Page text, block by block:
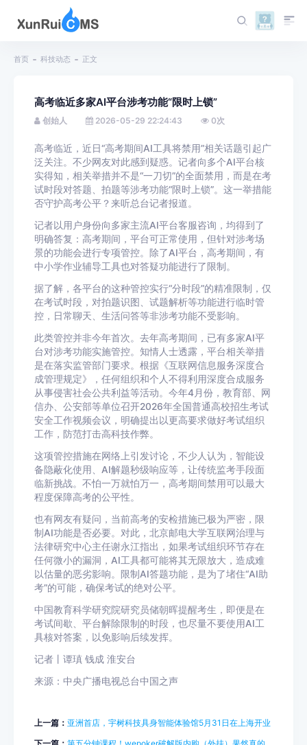
首页 科技动态 正文
高考临近多家AI平台涉考功能“限时上锁”
创始人 2026-05-29 22:24:43 0次
高考临近，近日“高考期间AI工具将禁用”相关话题引起广
泛关注。不少网友对此感到疑惑。记者向多个AI平台核
实得知，相关举措并不是“一刀切”的全面禁用，而是在考
试时段对答题、拍题等涉考功能“限时上锁”。这一举措能
否守护高考公平？来听总台记者报道。
记者以用户身份向多家主流AI平台客服咨询，均得到了
明确答复：高考期间，平台可正常使用，但针对涉考场
景的功能会进行专项管控。除了AI平台，高考期间，有
中小学作业辅导工具也对答疑功能进行了限制。
据了解，各平台的这种管控实行“分时段”的精准限制，仅
在考试时段，对拍题识图、试题解析等功能进行临时管
控，日常聊天、生活问答等非涉考功能不受影响。
此类管控并非今年首次。去年高考期间，已有多家AI平
台对涉考功能实施管控。知情人士透露，平台相关举措
是在落实监管部门要求。根据《互联网信息服务深度合
成管理规定》，任何组织和个人不得利用深度合成服务
从事侵害社会公共利益等活动。今年4月份，教育部、网
信办、公安部等单位召开2026年全国普通高校招生考试
安全工作视频会议，明确提出以更高要求做好考试组织
工作，防范打击高科技作弊。
这项管控措施在网络上引发讨论，不少人认为，智能设
备隐蔽化使用、AI解题秒级响应等，让传统监考手段面
临新挑战。不怕一万就怕万一，高考期间禁用可以最大
程度保障高考的公平性。
也有网友有疑问，当前高考的安检措施已极为严密，限
制AI功能是否必要。对此，北京邮电大学互联网治理与
法律研究中心主任谢永江指出，如果考试组织环节存在
任何微小的漏洞，AI工具都可能将其无限放大，造成难
以估量的恶劣影响。限制AI答题功能，是为了堵住“AI助
考”的可能，确保考试的绝对公平。
中国教育科学研究院研究员储朝晖提醒考生，即便是在
考试间歇、平台解除限制的时段，也尽量不要使用AI工
具核对答案，以免影响后续发挥。
记者丨谭瑱 钱成 淮安台
来源：中央广播电视总台中国之声
上一篇： 亚洲首店，宇树科技具身智能体验馆5月31日在上海开业